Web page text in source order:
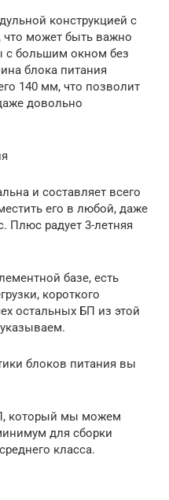
конструкцией с
что может быть важно
с большим окном без
блока питания
140 мм, что позволит
довольно
и составляет всего
его в любой, даже
Плюс радует 3-летняя
базе, есть
короткого
остальных БП из этой
блоков питания вы
который мы можем
для сборки
класса.